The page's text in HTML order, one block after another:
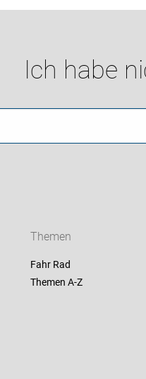
Ich habe
Themen
Fahr Rad
Themen A-Z